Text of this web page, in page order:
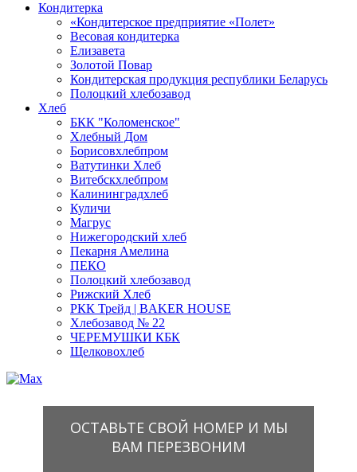
Кондитерка
«Кондитерское предприятие «Полет»
Весовая кондитерка
Елизавета
Золотой Повар
Кондитерская продукция республики Беларусь
Полоцкий хлебозавод
Хлеб
БКК "Коломенское"
Хлебный Дом
Борисовхлебпром
Ватутинки Хлеб
Витебскхлебпром
Калининградхлеб
Куличи
Магрус
Нижегородский хлеб
Пекарня Амелина
ПЕКО
Полоцкий хлебозавод
Рижский Хлеб
РКК Трейд | BAKER HOUSE
Хлебозавод № 22
ЧЕРЕМУШКИ КБК
Щелковохлеб
ОСТАВЬТЕ СВОЙ НОМЕР И МЫ
ВАМ ПЕРЕЗВОНИМ